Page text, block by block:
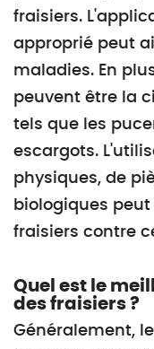
fraisiers.
approprié peut
maladies. En
peuvent être la
tels que les
escargots.
physiques, de
biologiques
fraisiers contre
Quel est le
des fraisiers ?
Généralement,